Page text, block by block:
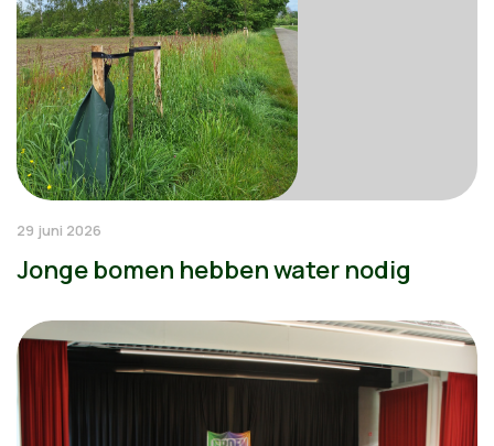
29 juni 2026
Jonge bomen hebben water nodig